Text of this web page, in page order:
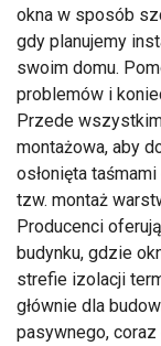
okna w sposób
gdy planujemy
swoim domu.
problemów i
Przede
montażowa, aby
osłonięta
tzw. montaż
Producenci
budynku, gdzie
strefie izolacji
głównie dla
pasywnego,